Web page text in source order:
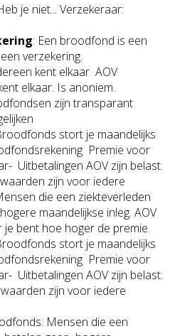
je niet... Verzekeraar:
: Een broodfond is een
verzekering.
kent elkaar AOV
elkaar. Is anoniem.
zijn transparant
stort je maandelijks
Premie voor
Uitbetalingen AOV zijn belast.
zijn voor iedere
die een ziekteverleden
maandelijkse inleg. AOV
bent hoe hoger de premie.
stort je maandelijks
Premie voor
Uitbetalingen AOV zijn belast.
zijn voor iedere
Mensen die een